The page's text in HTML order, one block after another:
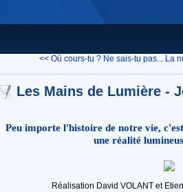
<< Où cours-tu ? Ne sais-tu pas... La
Les Mains de Lumière -
Peu importe l'histoire de notre vie,
une réalité
Réalisation David VOLANT et